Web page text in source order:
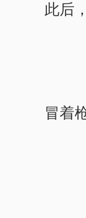
此后
冒着